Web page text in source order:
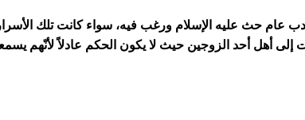
عام حث عليه الإسلام ورغب فيه، سواء كانت تلك
إلى أهل أحد الزوجين حيث لا يكون الحكم عادلاً لأنّهم